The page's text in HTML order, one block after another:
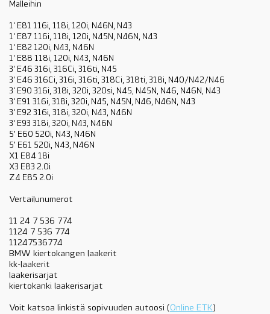
Malleihin
1' E81 116i, 118i, 120i, N46N, N43
1' E87 116i, 118i, 120i, N45N, N46N, N43
1' E82 120i, N43, N46N
1' E88 118i, 120i, N43, N46N
3' E46 316i, 316Ci, 316ti, N45
3' E46 316Ci, 316i, 316ti, 318Ci, 318ti, 318i, N40/N42/N46
3' E90 316i, 318i, 320i, 320si, N45, N45N, N46, N46N, N43
3' E91 316i, 318i, 320i, N45, N45N, N46, N46N, N43
3' E92 316i, 318i, 320i, N43, N46N
3' E93 318i, 320i, N43, N46N
5' E60 520i, N43, N46N
5' E61 520i, N43, N46N
X1 E84 18i
X3 E83 2.0i
Z4 E85 2.0i
Vertailunumerot
11 24 7 536 774
1124 7 536 774
11247536774
BMW kiertokangen laakerit
kk-laakerit
laakerisarjat
kiertokanki laakerisarjat
Voit katsoa linkistä sopivuuden autoosi ( Online ETK )